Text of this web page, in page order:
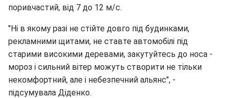
поривчастий, від 7 до 12 м/с.
"Ні в якому разі не стійте довго під будинками,
рекламними щитами, не ставте автомобілі під
старими високими деревами, закутуйтесь до носа -
мороз і сильний вітер можуть створити не тільки
некомфортний, але і небезпечний альянс", -
підсумувала Діденко.